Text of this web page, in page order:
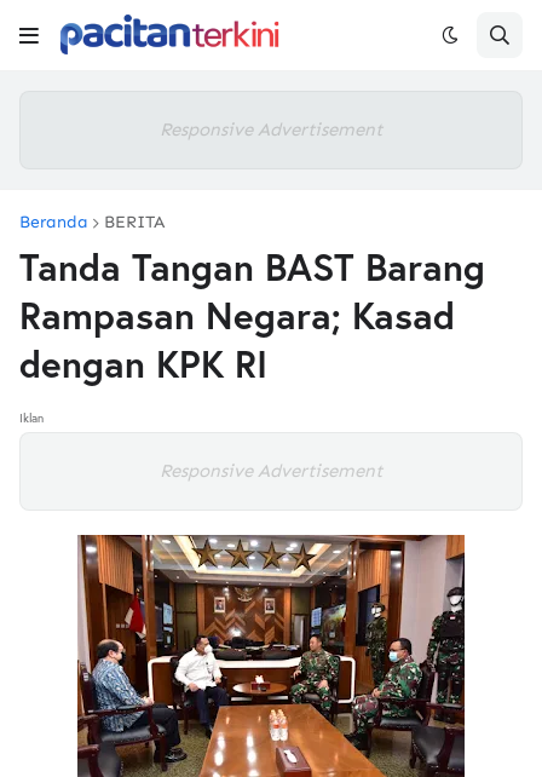
Responsive Advertisement
Beranda BERITA
Tanda Tangan BAST Barang
Rampasan Negara; Kasad
dengan KPK RI
Iklan
Responsive Advertisement